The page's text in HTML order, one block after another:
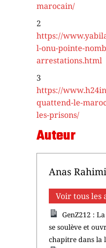
marocain/
2
https://
l-onu-pointe-
arrestations.html
3
https://
quattend-le-
les-prisons/
Auteur
Anas Rahimi
Voir tous les
GenZ212 :
se soulève et
chapitre dans la